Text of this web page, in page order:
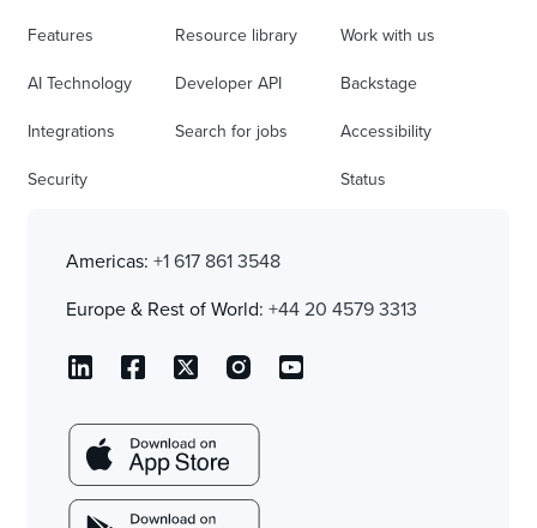
Features
AI Technology
Integrations
Security
Resource library
Developer API
Search for jobs
Work with us
Backstage
Accessibility
Status
Americas: +1 617 861 3548
Europe & Rest of World: +44 20 4579 3313